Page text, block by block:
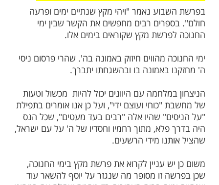
עוד תוכן חדש ומפתיע! התחברו לכל
שלנו בתהיליםבלחיצה כאן >>>​
נאמר "ויהי מקץ שנתיים ימים ופרעה
רבים מחפשים את הקשר שבין ימי
מקץ שקוראים בימים אלו.
מהווים חיזוק באמונה בה'. שהרי פרסום ניסי